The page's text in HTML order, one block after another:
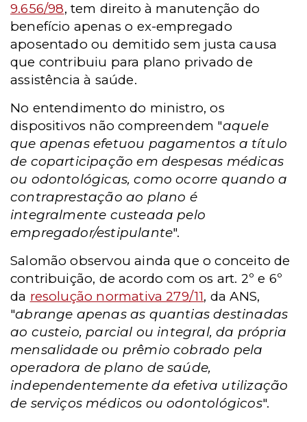
9.656/98, tem direito à manutenção do
benefício apenas o ex-empregado
aposentado ou demitido sem justa causa
que contribuiu para plano privado de
assistência à saúde.
No entendimento do ministro, os
dispositivos não compreendem "aquele
que apenas efetuou pagamentos a título
de coparticipação em despesas médicas
ou odontológicas, como ocorre quando a
contraprestação ao plano é
integralmente custeada pelo
empregador/estipulante".
Salomão observou ainda que o conceito de
contribuição, de acordo com os art. 2º e 6º
da resolução normativa 279/11, da ANS,
"abrange apenas as quantias destinadas
ao custeio, parcial ou integral, da própria
mensalidade ou prêmio cobrado pela
operadora de plano de saúde,
independentemente da efetiva utilização
de serviços médicos ou odontológicos".